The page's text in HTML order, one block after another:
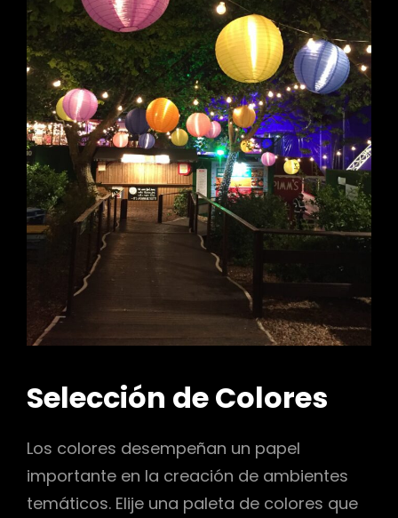
Selección de Colores
Los colores desempeñan un papel
importante en la creación de ambientes
temáticos. Elije una paleta de colores que